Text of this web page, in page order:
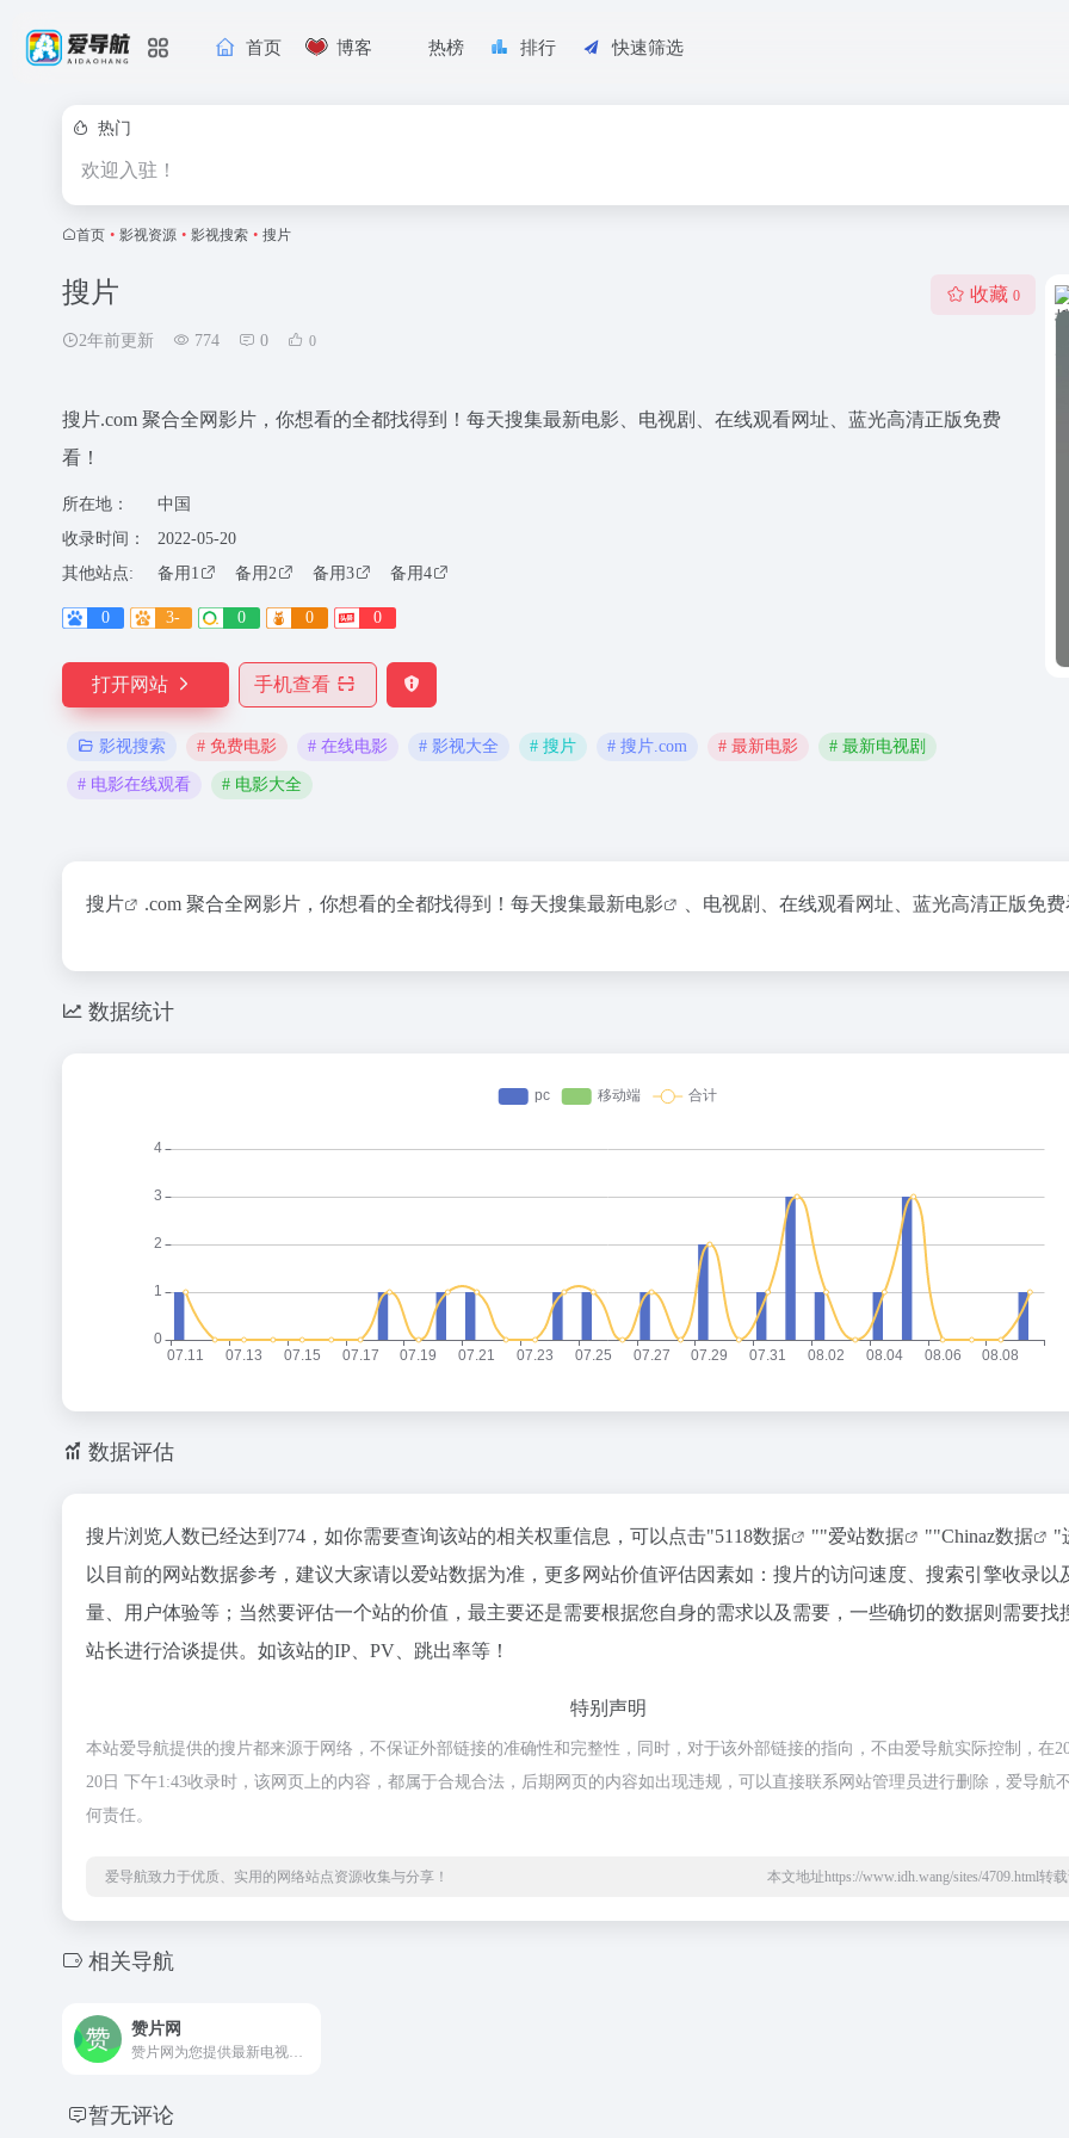
首页 博客 热榜 排行 快速筛选
热门
欢迎入驻！
首页 • 影视资源 • 影视搜索 • 搜片
搜片
2年前更新 774 0 0
收藏 0
搜片.com 聚合全网影片，你想看的全都找得到！每天搜集最新电影、电视剧、在线观看网址、蓝光高清正版免费
看！
所在地：
中国
收录时间：
2022-05-20
其他站点:
备用1 备用2 备用3 备用4
0 3- 0 0 0
打开网站 手机查看
影视搜索 # 免费电影 # 在线电影 # 影视大全 # 搜片 # 搜片.com # 最新电影 # 最新电视剧
# 电影在线观看 # 电影大全
搜片 .com 聚合全网影片，你想看的全都找得到！每天搜集最新电影 、电视剧、在线观看网址、蓝光高清正版免
数据统计
数据评估
搜片浏览人数已经达到774，如你需要查询该站的相关权重信息，可以点击"5118数据 ""爱站数据 ""Chinaz数据
"
以目前的网站数据参考，建议大家请以爱站数据为准，更多网站价值评估因素如：搜片的访问速度、搜索引擎收录以
量、用户体验等；当然要评估一个站的价值，最主要还是需要根据您自身的需求以及需要，一些确切的数据则需要找
站长进行洽谈提供。如该站的IP、PV、跳出率等！
特别声明
本站爱导航提供的搜片都来源于网络，不保证外部链接的准确性和完整性，同时，对于该外部链接的指向，不由爱导航实际控制，在
20日 下午1:43收录时，该网页上的内容，都属于合规合法，后期网页的内容如出现违规，可以直接联系网站管理员进行删除，爱导航
何责任。
爱导航致力于优质、实用的网络站点资源收集与分享！ 本文地址https://www.idh.wang/sites/4709.html转
相关导航
赞片网
暂无评论